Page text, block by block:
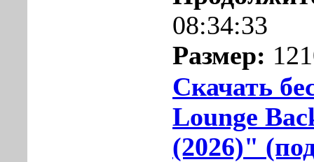
08:34:33
Размер:
Скачать
Lounge
(2026)"